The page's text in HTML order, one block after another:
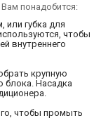
грн
Вам понадобится:
или губка для
чтобы
внутреннего
крупную
блока. Насадка
чтобы промыть